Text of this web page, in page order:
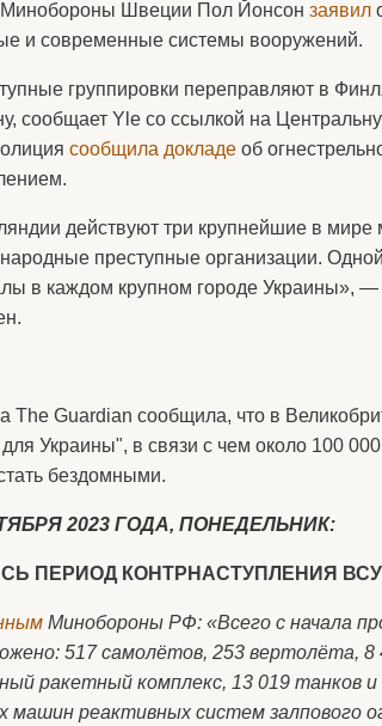
Минобороны Швеции Пол Йонсон заявил
и современные системы вооружений.
группировки переправляют в
сообщает Yle со ссылкой на
сообщила докладе об
действуют три крупнейшие в
преступные организации.
в каждом крупном городе Украины», —
The Guardian сообщила, что в
Украины", в связи с чем около 100
бездомными.
2023 ГОДА, ПОНЕДЕЛЬНИК:
ПЕРИОД КОНТРНАСТУПЛЕНИЯ
Минобороны РФ: «Всего с начала
517 самолётов, 253 вертолёта,
ракетный комплекс, 13 019 танков
машин реактивных систем залпового